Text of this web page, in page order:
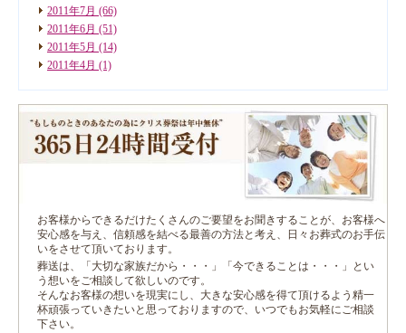
2011年7月 (66)
2011年6月 (51)
2011年5月 (14)
2011年4月 (1)
お客様からできるだけたくさんのご要望をお聞きすることが、お客様へ
安心感を与え、信頼感を結べる最善の方法と考え、日々お葬式のお手伝
いをさせて頂いております。
葬送は、「大切な家族だから・・・」「今できることは・・・」とい
う想いをご相談して欲しいのです。
そんなお客様の想いを現実にし、大きな安心感を得て頂けるよう精一
杯頑張っていきたいと思っておりますので、いつでもお気軽にご相談
下さい。